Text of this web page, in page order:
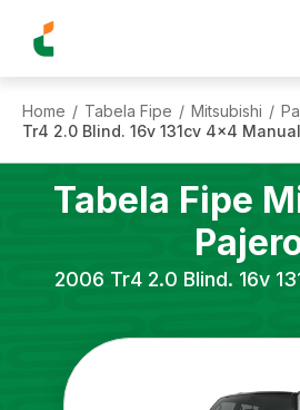
Home / Tabela Fipe / Mitsubishi /
Tr4 2.0 Blind. 16v 131cv 4x4 Manual
Tabela Fipe
2006 Tr4 2.0 Blind. 16v